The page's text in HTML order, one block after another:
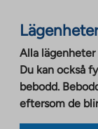
Alla
Du kan också
bebodd.
eftersom de